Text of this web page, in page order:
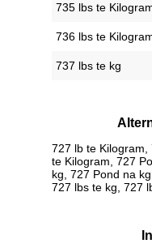
735 lbs te
736 lbs te
737 lbs te kg
727 lb te Kilogram,
te Kilogram, 727
kg, 727 Pond na
727 lbs te kg, 727